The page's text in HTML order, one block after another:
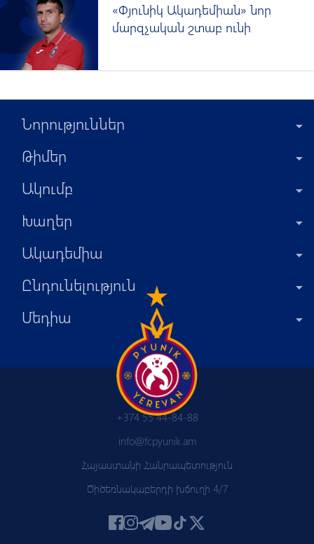
«Փյունիկ Ակադեմիան» նոր
մարզչական շտաբ ունի
Նորություններ
Թիմեր
Ակումբ
Խաղեր
Ակադեմիա
Ընդունելություն
Մեդիա
+374 55 44-84-88
info@fcpyunik.am
Հայաստանի Հանրապետություն
Ծիծեռնակաբերդի խճուղի 4/7